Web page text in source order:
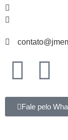
Fale pelo